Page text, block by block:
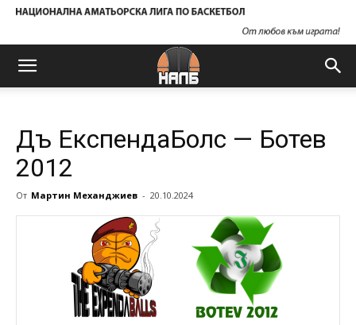
Дъ ЕкспендаБолс — Ботев
2012
От Мартин Механджиев - 20.10.2024